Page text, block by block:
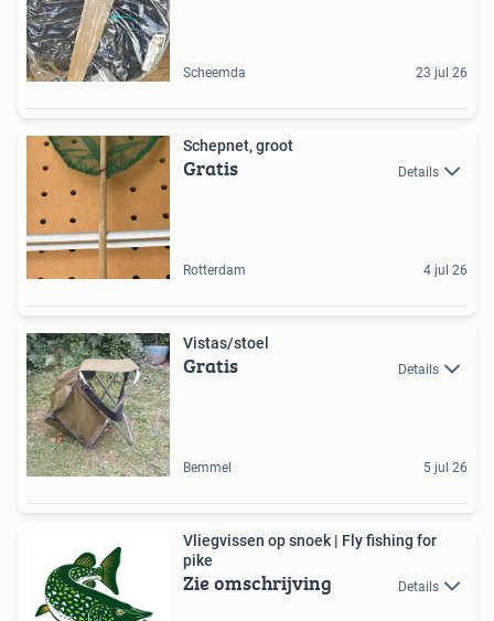
Scheemda 23 jul 26
Schepnet, groot
Gratis Details
Rotterdam 4 jul 26
Vistas/stoel
Gratis Details
Bemmel 5 jul 26
Vliegvissen op snoek | Fly fishing for
pike
Zie omschrijving Details